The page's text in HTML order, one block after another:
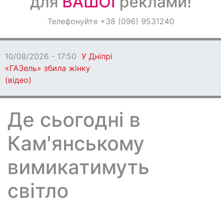
ОголошенняТелефонуйте +38 (096) 9531240
10/08/2026 - 17:50 У Дніпрі
«ГАЗель» збила жінку
(відео)
Де сьогодні в
Кам'янському
вимикатимуть
світло